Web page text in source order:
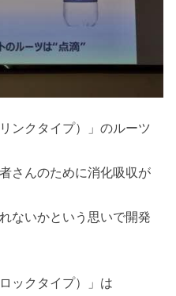
ンクタイプ）」のルーツ
さんのために消化吸収が
ないかという思いで開発
ックタイプ）」は